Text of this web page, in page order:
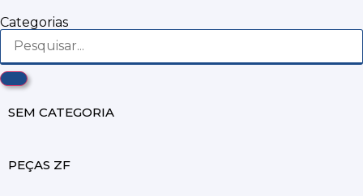
Categorias
SEM CATEGORIA
PEÇAS ZF